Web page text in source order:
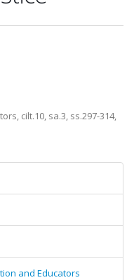
cilt.10, sa.3, ss.297-314,
and Educators